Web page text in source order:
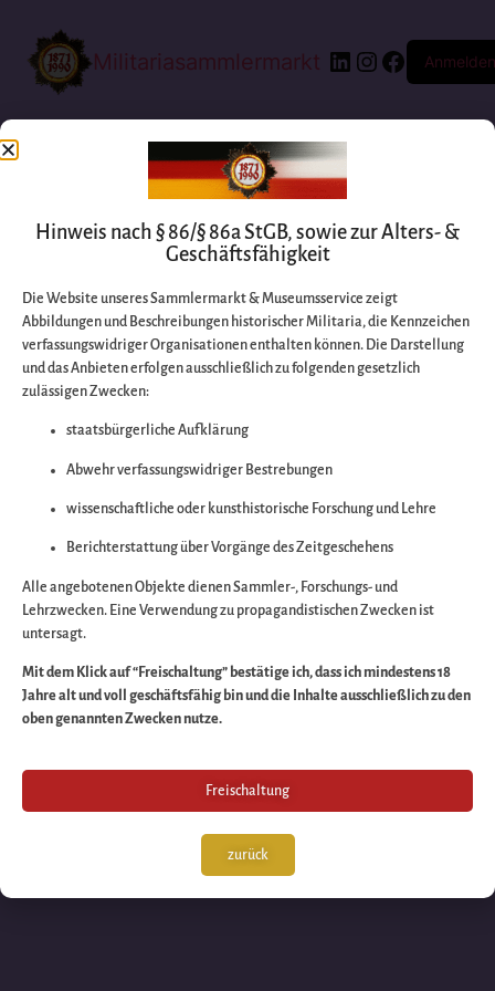
Militariasammlermarkt Anmelden
Entschuldigen Sie
bitte die
Wir arbeiten an
großartigen Sache
schauen Sie bald
wieder vorbei!
Hinweis nach § 86/§ 86a StGB, sowie zur Alters- &
Geschäftsfähigkeit
Die Website unseres Sammlermarkt & Museumsservice zeigt
Abbildungen und Beschreibungen historischer Militaria, die Kennzeichen
verfassungswidriger Organisationen enthalten können. Die Darstellung
und das Anbieten erfolgen ausschließlich zu folgenden gesetzlich
zulässigen Zwecken:
staatsbürgerliche Aufklärung
Abwehr verfassungswidriger Bestrebungen
wissenschaftliche oder kunsthistorische Forschung und Lehre
Berichterstattung über Vorgänge des Zeitgeschehens
Alle angebotenen Objekte dienen Sammler-, Forschungs- und
Lehrzwecken. Eine Verwendung zu propagandistischen Zwecken ist
untersagt.
Mit dem Klick auf “Freischaltung” bestätige ich, dass ich mindestens 18
Jahre alt und voll geschäftsfähig bin und die Inhalte ausschließlich zu den
oben genannten Zwecken nutze.
Freischaltung
zurück